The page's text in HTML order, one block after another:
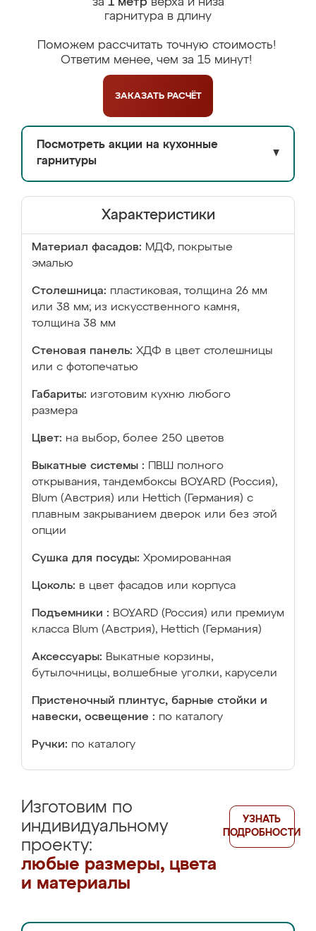
за 1 метрверха и низа
гарнитура в длину
Поможем рассчитать точную стоимость!
Ответим менее, чем за 15 минут!
ЗАКАЗАТЬ РАСЧЁТ
Посмотреть акции на кухонные
гарнитуры
▼
Характеристики
Материал фасадов: МДФ, покрытые
эмалью
Столешница: пластиковая, толщина 26 мм
или 38 мм; из искусственного камня,
толщина 38 мм
Стеновая панель: ХДФ в цвет столешницы
или с фотопечатью
Габариты: изготовим кухню любого
размера
Цвет: на выбор, более 250 цветов
Выкатные системы :
ПВШ полного
открывания, тандембоксы BOYARD (Россия),
Blum (Австрия) или Hettich (Германия) с
плавным закрыванием дверок или без этой
опции
Сушка для посуды: Хромированная
Цоколь: в цвет фасадов или корпуса
Подъемники : BOYARD (Россия) или премиум
класса Blum (Австрия), Hettich (Германия)
Аксессуары: Выкатные корзины,
бутылочницы, волшебные уголки, карусели
Пристеночный плинтус, барные стойки и
навески, освещение : по каталогу
Ручки: по каталогу
Изготовим по
индивидуальному
проекту:
любые размеры, цвета
и материалы
УЗНАТЬ
ПОДРОБНОСТИ